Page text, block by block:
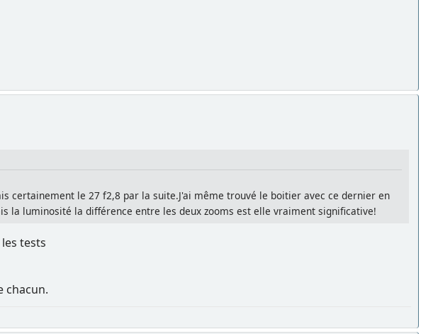
certainement le 27 f2,8 par la suite.J'ai même trouvé le boitier avec ce dernier en
la luminosité la différence entre les deux zooms est elle vraiment significative!
tests
chacun.